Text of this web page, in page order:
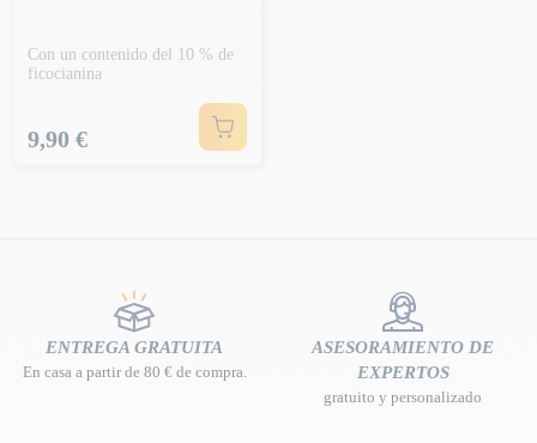
Con un contenido del 10 % de
ficocianina
Precio
9,90 €
ENTREGA GRATUITA
En casa a partir de 80 € de compra.
ASESORAMIENTO DE
EXPERTOS
gratuito y personalizado